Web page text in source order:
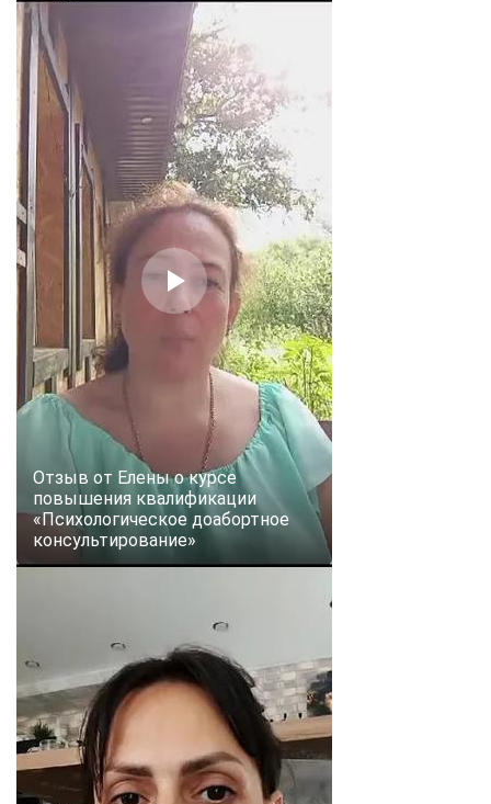
Отзыв от Елены о курсе
повышения квалификации
«Психологическое доабортное
консультирование»
Мессенджеры
Свяжитесь с нами через любой удобный мессенджер!
Telegram WhatsApp